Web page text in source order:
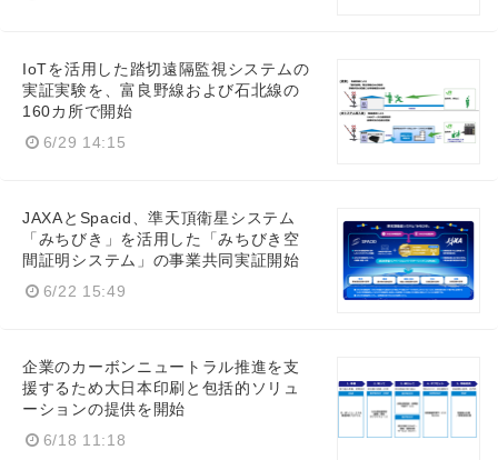
IoTを活用した踏切遠隔監視システムの
実証実験を、富良野線および石北線の
160カ所で開始
6/29 14:15
JAXAとSpacid、準天頂衛星システム
「みちびき」を活用した「みちびき空
間証明システム」の事業共同実証開始
6/22 15:49
企業のカーボンニュートラル推進を支
援するため大日本印刷と包括的ソリュ
ーションの提供を開始
6/18 11:18
English